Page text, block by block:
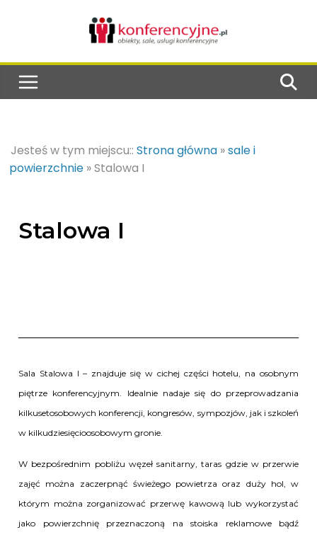
Jesteś w tym miejscu:: Strona główna »sale i
powierzchnie »Stalowa I
Stalowa I
Sala Stalowa I – znajduje się w cichej części hotelu, na osobnym
piętrze konferencyjnym. Idealnie nadaje się do przeprowadzania
kilkusetosobowych konferencji, kongresów, sympozjów, jak i szkoleń
w kilkudziesięcioosobowym gronie.
W bezpośrednim pobliżu węzeł sanitarny, taras gdzie w przerwie
zajęć można zaczerpnąć świeżego powietrza oraz duży hol, w
którym można zorganizować przerwę kawową lub wykorzystać
jako powierzchnię przeznaczoną na stoiska reklamowe bądź